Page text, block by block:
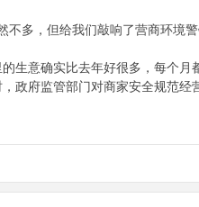
多，但给我们敲响了营商环境警
生意确实比去年好很多，每个月
政府监管部门对商家安全规范经